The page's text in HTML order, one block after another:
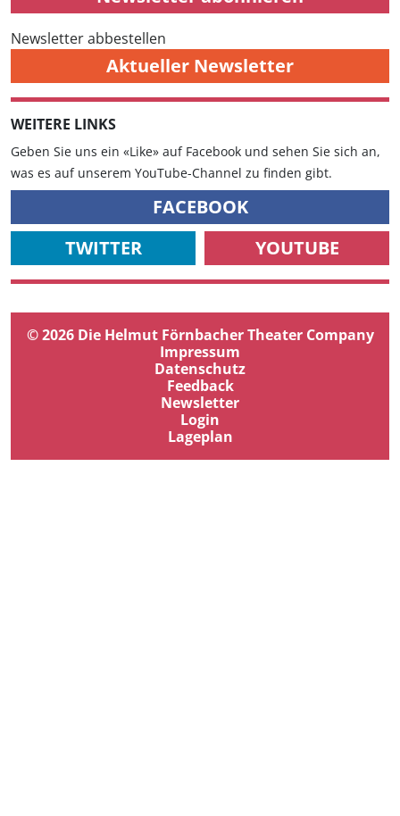
Newsletter abbestellen
Aktueller Newsletter
WEITERE LINKS
Geben Sie uns ein «Like» auf Facebook und sehen Sie sich an,
was es auf unserem YouTube-Channel zu finden gibt.
FACEBOOK
TWITTER
YOUTUBE
© 2026 Die Helmut Förnbacher Theater Company
Impressum
Datenschutz
Feedback
Newsletter
Login
Lageplan